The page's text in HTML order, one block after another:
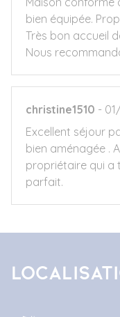
bien équipée.
Très bon accueil
Nous
christine1510
Excellent séjour
bien aménagée .
propriétaire qui a
parfait.